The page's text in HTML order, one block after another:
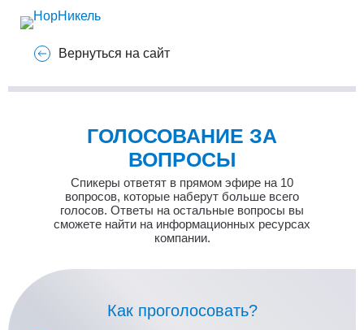
Вернуться на сайт
ГОЛОСОВАНИЕ ЗА
ВОПРОСЫ
Спикеры ответят в прямом эфире на 10
вопросов, которые наберут больше всего
голосов. Ответы на остальные вопросы вы
сможете найти на информационных ресурсах
компании.
Как проголосовать?